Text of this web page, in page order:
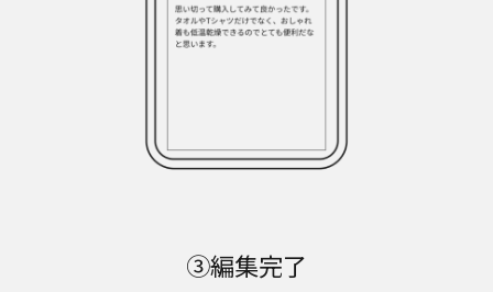
③編集完了